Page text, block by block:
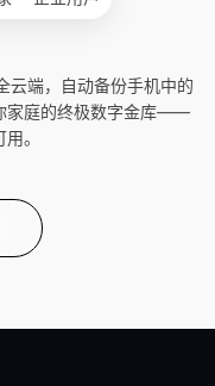
云端，自动备份手机中的
家庭的终极数字金库——
。